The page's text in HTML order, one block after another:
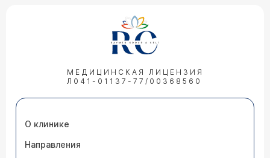
МЕДИЦИНСКАЯ ЛИЦЕНЗИЯ
Л041-01137-77/00368560
О клинике
Направления